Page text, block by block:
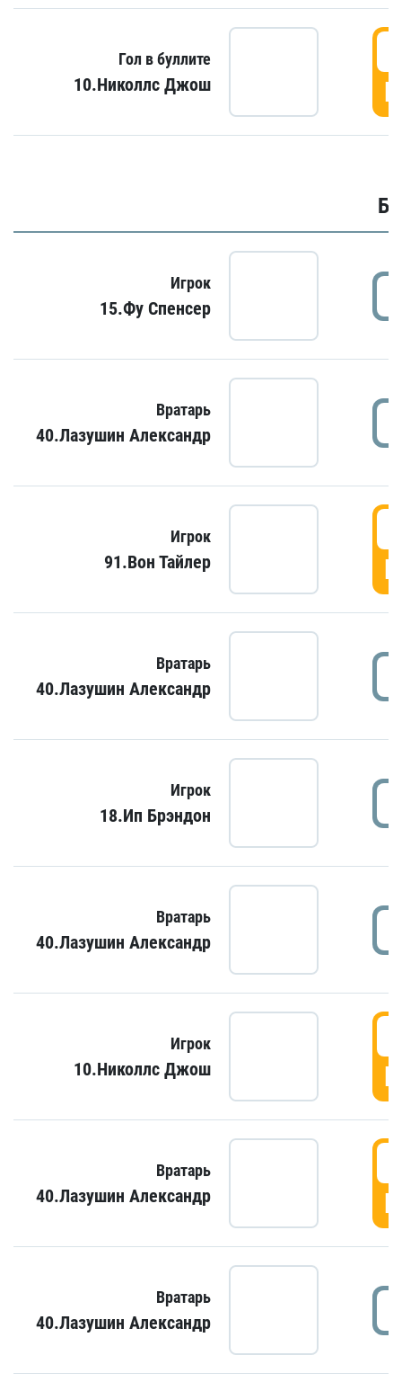
Гол в буллите
10.Николлс Джош
Игрок
15.Фу Спенсер
Вратарь
40.Лазушин Александр
Игрок
91.Вон Тайлер
Вратарь
40.Лазушин Александр
Игрок
18.Ип Брэндон
Вратарь
40.Лазушин Александр
Игрок
10.Николлс Джош
Вратарь
40.Лазушин Александр
Вратарь
40.Лазушин Александр